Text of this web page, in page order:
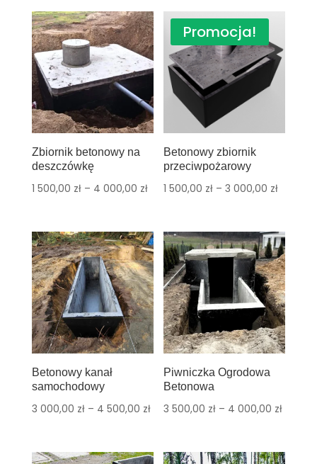
Zbiornik betonowy na
deszczówkę
1 500,00 zł– 4 000,00 zł
Promocja!
Betonowy zbiornik
przeciwpożarowy
1 500,00 zł –3 000,00 zł
Betonowy kanał
samochodowy
3 000,00 zł– 4 500,00 zł
Piwniczka Ogrodowa
Betonowa
3 500,00 zł – 4 000,00 zł